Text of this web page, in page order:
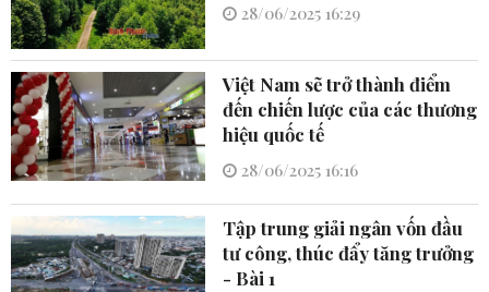
28/06/2025 16:29
Việt Nam sẽ trở thành điểm
đến chiến lược của các thương
hiệu quốc tế
28/06/2025 16:16
Tập trung giải ngân vốn đầu
tư công, thúc đẩy tăng trưởng
- Bài 1